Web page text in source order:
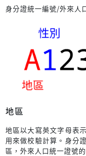
身分證統一編號/外來人
地區
地區以大寫英文字母表
用來做校驗計算。身分
區，外來人口統一證號